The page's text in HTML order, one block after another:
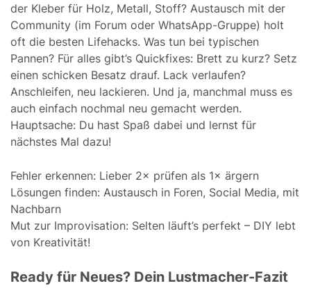
der Kleber für Holz, Metall, Stoff? Austausch mit der
Community (im Forum oder WhatsApp-Gruppe) holt
oft die besten Lifehacks. Was tun bei typischen
Pannen? Für alles gibt’s Quickfixes: Brett zu kurz? Setz
einen schicken Besatz drauf. Lack verlaufen?
Anschleifen, neu lackieren. Und ja, manchmal muss es
auch einfach nochmal neu gemacht werden.
Hauptsache: Du hast Spaß dabei und lernst für
nächstes Mal dazu!
Fehler erkennen: Lieber 2× prüfen als 1× ärgern
Lösungen finden: Austausch in Foren, Social Media, mit
Nachbarn
Mut zur Improvisation: Selten läuft’s perfekt – DIY lebt
von Kreativität!
Ready für Neues? Dein Lustmacher-Fazit